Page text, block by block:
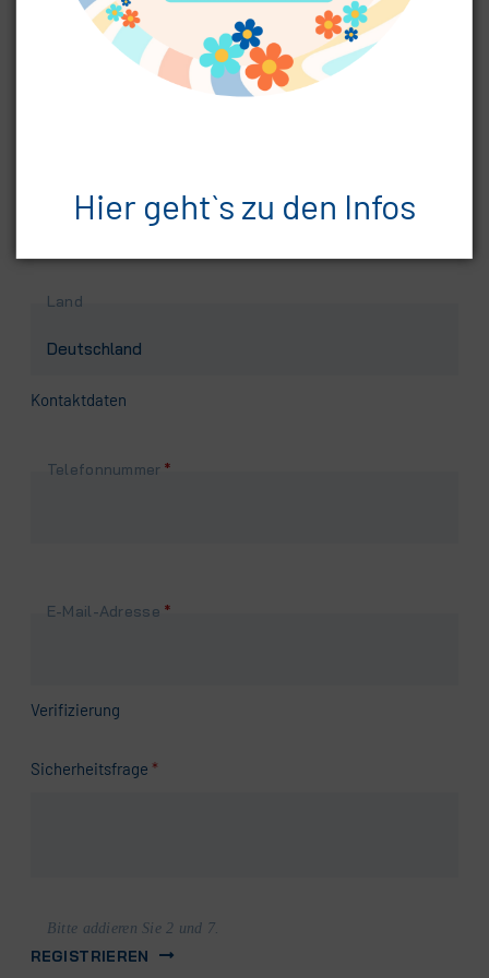
Pflichtfeld
Postleitzahl
Land
Kontaktdaten
Pflichtfeld
Telefonnummer *
Pflichtfeld
E-Mail-Adresse *
Verifizierung
Pflichtfeld
Sicherheitsfrage *
Bitte addieren Sie 2 und 7.
REGISTRIEREN
Hier geht`s zu den Infos